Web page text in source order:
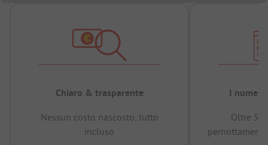
Chiaro & trasparente
Nessun costo nascosto, tutto
incluso
I numeri
Oltre